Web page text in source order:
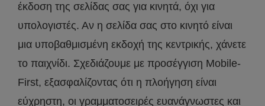
έκδοση της σελίδας σας για κινητά, όχι για
υπολογιστές. Αν η σελίδα σας στο κινητό είναι
μια υποβαθμισμένη εκδοχή της κεντρικής, χάνετε
το παιχνίδι. Σχεδιάζουμε με προσέγγιση Mobile-
First, εξασφαλίζοντας ότι η πλοήγηση είναι
εύχρηστη, οι γραμματοσειρές ευανάγνωστες και